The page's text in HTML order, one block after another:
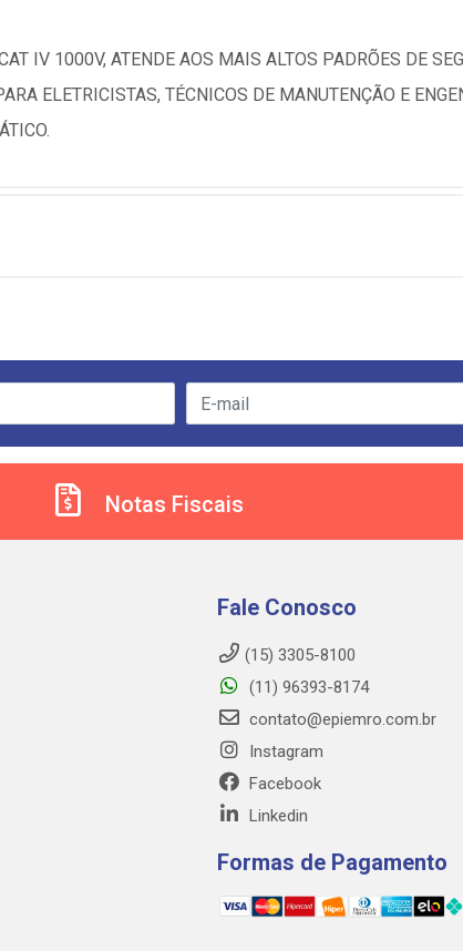
IV 1000V, ATENDE AOS MAIS ALTOS PADRÕES DE
ELETRICISTAS, TÉCNICOS DE MANUTENÇÃO E
Notas Fiscais
Fale Conosco
(15) 3305-8100
(11) 96393-8174
contato@epiemro.com.br
Instagram
Facebook
Linkedin
Formas de Pagamento